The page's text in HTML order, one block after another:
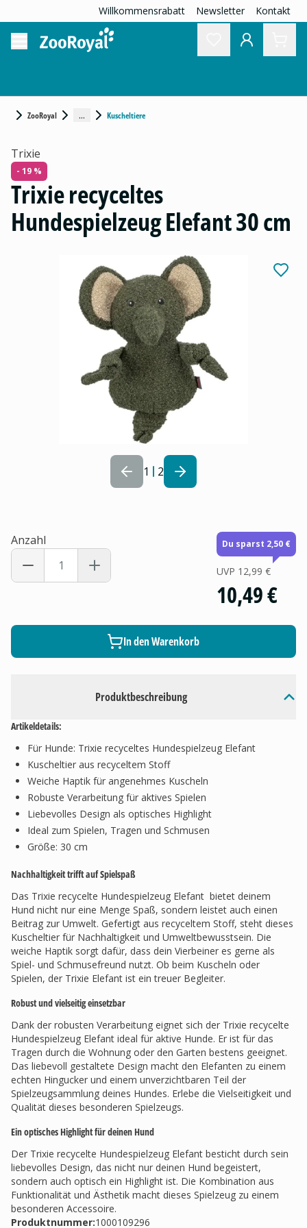
Willkommensrabatt Newsletter Kontakt
ZooRoyal ... Kuscheltiere
1 2
Produktbeschreibung
Artikeldetails:
Für Hunde: Trixie recyceltes Hundespielzeug Elefant
Kuscheltier aus recyceltem Stoff
Weiche Haptik für angenehmes Kuscheln
Robuste Verarbeitung für aktives Spielen
Liebevolles Design als optisches Highlight
Ideal zum Spielen, Tragen und Schmusen
Größe: 30 cm
Nachhaltigkeit trifft auf Spielspaß
Das Trixie recycelte Hundespielzeug Elefant bietet deinem
Hund nicht nur eine Menge Spaß, sondern leistet auch einen
Beitrag zur Umwelt. Gefertigt aus recyceltem Stoff, steht dieses
Kuscheltier für Nachhaltigkeit und Umweltbewusstsein. Die
weiche Haptik sorgt dafür, dass dein Vierbeiner es gerne als
Spiel- und Schmusefreund nutzt. Ob beim Kuscheln oder
Spielen, der Trixie Elefant ist ein treuer Begleiter.
Robust und vielseitig einsetzbar
Dank der robusten Verarbeitung eignet sich der Trixie recycelte
Hundespielzeug Elefant ideal für aktive Hunde. Er ist für das
Tragen durch die Wohnung oder den Garten bestens geeignet.
Das liebevoll gestaltete Design macht den Elefanten zu einem
echten Hingucker und einem unverzichtbaren Teil der
Spielzeugsammlung deines Hundes. Erlebe die Vielseitigkeit und
Qualität dieses besonderen Spielzeugs.
Ein optisches Highlight für deinen Hund
Der Trixie recycelte Hundespielzeug Elefant besticht durch sein
liebevolles Design, das nicht nur deinen Hund begeistert,
sondern auch optisch ein Highlight ist. Die Kombination aus
Funktionalität und Ästhetik macht dieses Spielzeug zu einem
besonderen Accessoire.
Produktnummer:1000109296
Trixie
- 19 %
Trixie recyceltes
Hundespielzeug Elefant 30 cm
Anzahl Du sparst 2,50 €
UVP 12,99 €
10,49 €
In den Warenkorb